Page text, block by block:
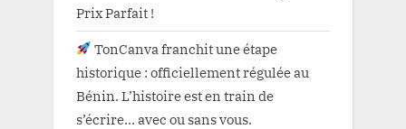
Prix Parfait !
TonCanva franchit une étape
historique : officiellement régulée au
Bénin. L’histoire est en train de
s’écrire… avec ou sans vous.